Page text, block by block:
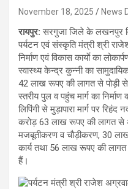
November 18, 2025 News
रायपुर:सरगुजा जिले के लखनपुर
पर्यटन एवं संस्कृति मंत्री श्री
निर्माण एवं विकास कार्याे का
स्वास्थ्य केन्द्र कुन्नी का
42 लाख रूपए की लागत से पोड़ी से
स्तरीय पुल व पहुंच मार्ग का
लिपिंगी से मुड़ापारा मार्ग पर
करोड़ 63 लाख रूपए की लागत से
मजबूतीकरण व चौड़ीकरण, 30
कार्य तथा 56 लाख रूपए की लागत
हैं।